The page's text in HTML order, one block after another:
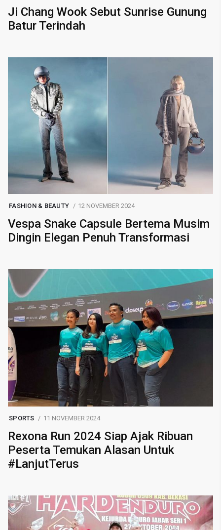
Ji Chang Wook Sebut Sunrise Gunung
Batur Terindah
FASHION & BEAUTY 12 NOVEMBER 2024
Vespa Snake Capsule Bertema Musim
Dingin Elegan Penuh Transformasi
SPORTS 11 NOVEMBER 2024
Rexona Run 2024 Siap Ajak Ribuan
Peserta Temukan Alasan Untuk
#LanjutTerus